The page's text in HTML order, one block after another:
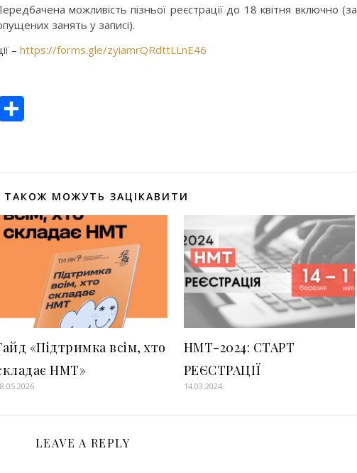
можливість пізньої реєстрації до 18 квітня включно (за
занять у записі).
– https://forms.gle/zyiamrQRdttLLnE46
Email
ТАКОЖ МОЖУТЬ ЗАЦІКАВИТИ
«Підтримка всім, хто
НМТ»
НМТ-2024: СТАРТ
РЕЄСТРАЦІЇ
14.03.2024
LEAVE A REPLY